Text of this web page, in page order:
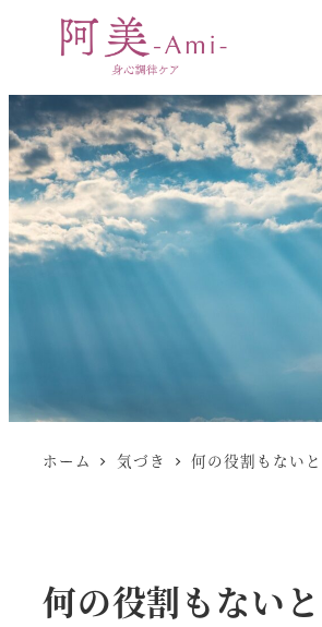
ホーム 気づき 何の役割もない
何の役割もない